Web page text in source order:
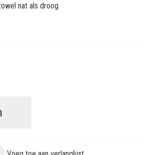
nat als droog